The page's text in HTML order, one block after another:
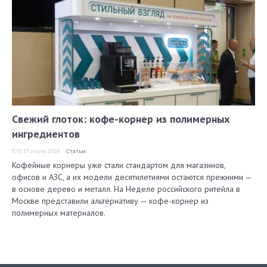
Свежий глоток: кофе-корнер из полимерных
ингредиентов
11:19, 17 июля 2026 Статьи
Кофейные корнеры уже стали стандартом для магазинов,
офисов и АЗС, а их модели десятилетиями остаются прежними —
в основе дерево и металл. На Неделе российского ритейла в
Москве представили альтернативу — кофе-корнер из
полимерных материалов.